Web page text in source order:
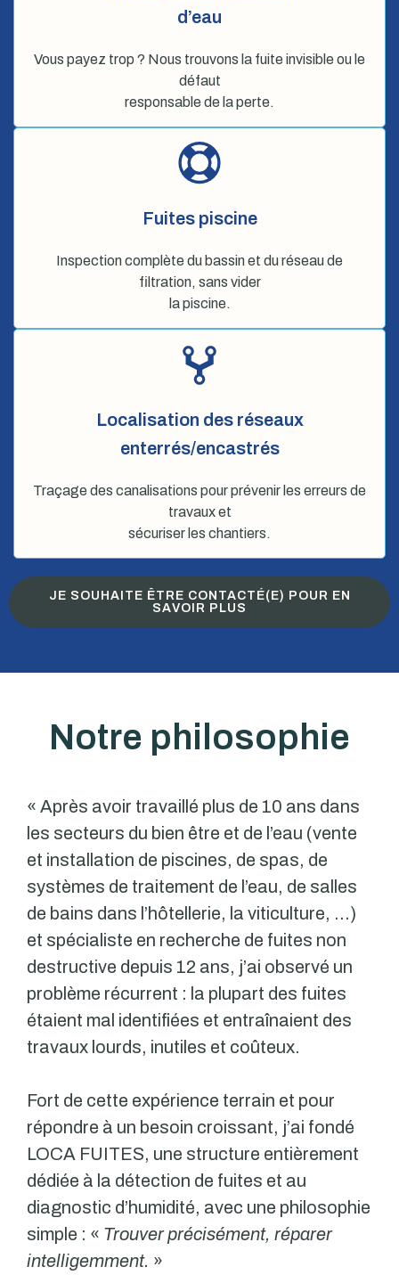
d’eau
Vous payez trop ? Nous trouvons la fuite invisible ou le
défaut
responsable de la perte.
Fuites piscine
Inspection complète du bassin et du réseau de
filtration, sans vider
la piscine.
Localisation des réseaux
enterrés/encastrés
Traçage des canalisations pour prévenir les erreurs de
travaux et
sécuriser les chantiers.
JE SOUHAITE ÊTRE CONTACTÉ(E) POUR EN
SAVOIR PLUS
Notre philosophie
« Après avoir travaillé plus de 10 ans dans
les secteurs du bien être et de l’eau (vente
et installation de piscines, de spas, de
systèmes de traitement de l’eau, de salles
de bains dans l’hôtellerie, la viticulture, …)
et spécialiste en recherche de fuites non
destructive depuis 12 ans, j’ai observé un
problème récurrent : la plupart des fuites
étaient mal identifiées et entraînaient des
travaux lourds, inutiles et coûteux.
Fort de cette expérience terrain et pour
répondre à un besoin croissant, j’ai fondé
LOCA FUITES, une structure entièrement
dédiée à la détection de fuites et au
diagnostic d’humidité, avec une philosophie
simple : « Trouver précisément, réparer
intelligemment. »